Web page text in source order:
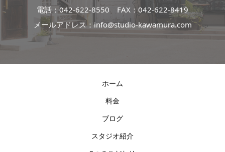
電話：042-622-8550 FAX：042-622-8419
メールアドレス：info@studio-kawamura.com
ホーム
料金
ブログ
スタジオ紹介